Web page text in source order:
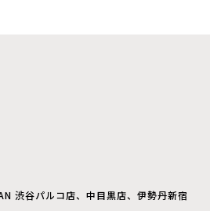
渋谷パルコ店、中目黒店、伊勢丹新宿